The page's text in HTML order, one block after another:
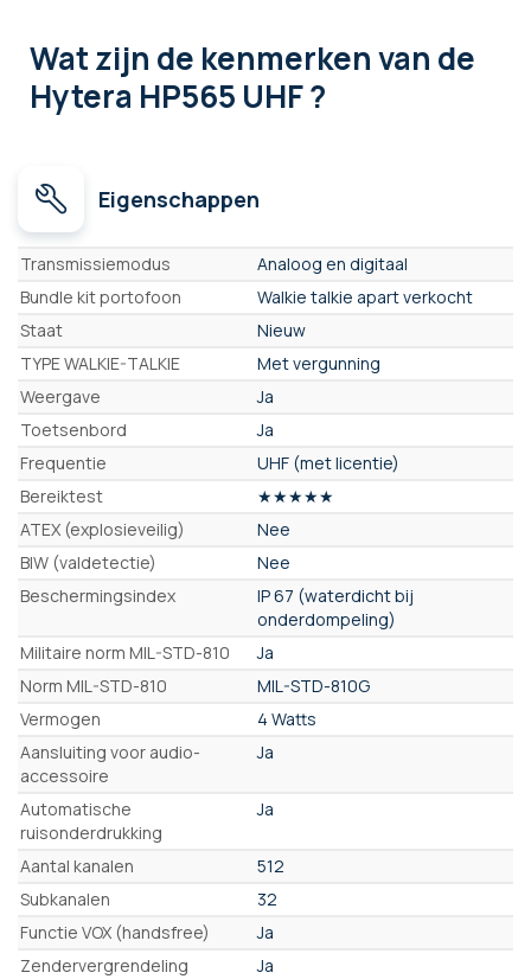
Wat zijn de kenmerkenvan de
Hytera HP565 UHF ?
Eigenschappen
Eigenschappen
Transmissiemodus
Analoog en digitaal
Bundle kit portofoon
Walkie talkie apart verkocht
Staat
Nieuw
TYPE WALKIE-TALKIE
Met vergunning
Weergave
Ja
Toetsenbord
Ja
Frequentie
UHF (met licentie)
Bereiktest
★★★★★
ATEX (explosieveilig)
Nee
BIW (valdetectie)
Nee
Beschermingsindex
IP 67 (waterdicht bij
onderdompeling)
Militaire norm MIL-STD-810
Ja
Norm MIL-STD-810
MIL-STD-810G
Vermogen
4 Watts
Aansluiting voor audio-
accessoire
Ja
Automatische
ruisonderdrukking
Ja
Aantal kanalen
512
Subkanalen
32
Functie VOX (handsfree)
Ja
Zendervergrendeling
Ja